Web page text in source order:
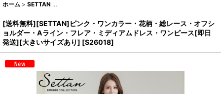
ホーム > SETTAN >
[送料無料][SETTAN]ピンク・ワンカラー・花柄・総レース・オフシ
ョルダー・Aライン・フレア・ミディアムドレス・ワンピース[即日
発送][大きいサイズあり] [S26018]